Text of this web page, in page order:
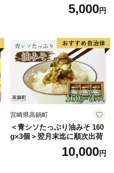
5,000円
宮崎県高鍋町
＜青シソたっぷり油みそ 160
g×3個＞翌月末迄に順次出荷
10,000円